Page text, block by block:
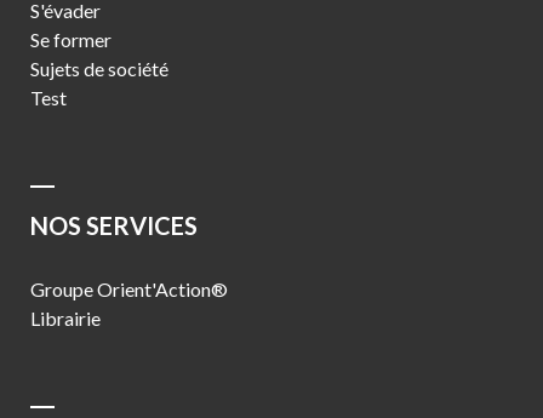
S'évader
Se former
Sujets de société
Test
NOS SERVICES
Groupe Orient'Action®
Librairie